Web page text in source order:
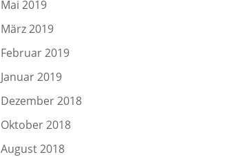
Mai 2019
März 2019
Februar 2019
Januar 2019
Dezember 2018
Oktober 2018
August 2018